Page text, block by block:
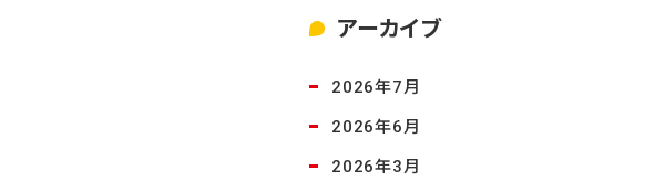
アーカイブ
2026年7月
2026年6月
2026年3月